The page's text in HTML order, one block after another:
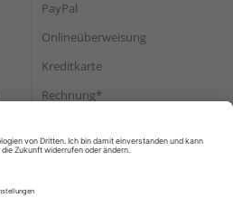
PayPal
Onlineüberweisung
Kreditkarte
Rechnung*
Versand